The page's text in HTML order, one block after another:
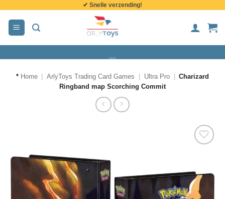
inhoud
✔ Snelle verzending!
* Home ArlyToys Trading Card Games Ultra Pro
Charizard
Ringband map Scorching Commit